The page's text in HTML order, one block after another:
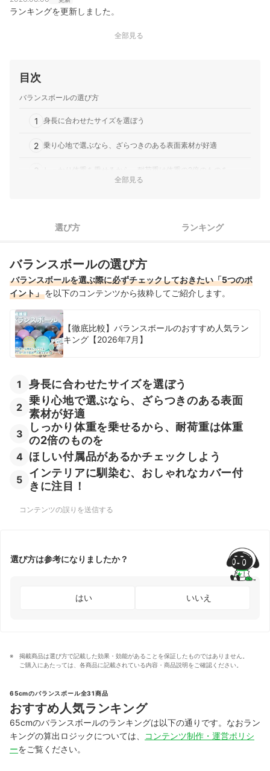
ランキングを更新しました。
全部見る
目次
バランスボールの選び方
1 身長に合わせたサイズを選ぼう
2 乗り心地で選ぶなら、ざらつきのある表面素材が好適
3 しっかり体重を乗せるから、耐荷重は体重の2倍のものを
65cmのバランスボール全31商品おすすめ人気ランキング
65cmのバランスボールの売れ筋ランキングもチェック！
全部見る
選び方 ランキング
バランスボールの選び方
バランスボールを選ぶ際に必ずチェックしておきたい「5つのポ
イント」を以下のコンテンツから抜粋してご紹介します。
【徹底比較】バランスボールのおすすめ人気ラン
キング【2026年7月】
1 身長に合わせたサイズを選ぼう
2
乗り心地で選ぶなら、ざらつきのある表面
素材が好適
3
しっかり体重を乗せるから、耐荷重は体重
の2倍のものを
4 ほしい付属品があるかチェックしよう
5
インテリアに馴染む、おしゃれなカバー付
きに注目！
コンテンツの誤りを送信する
選び方は参考になりましたか？
はい いいえ
掲載商品は選び方で記載した効果・効能があることを保証したものではありません。
ご購入にあたっては、各商品に記載されている内容・商品説明をご確認ください。
65cmのバランスボール全31商品
おすすめ人気ランキング
65cmのバランスボールのランキングは以下の通りです。なおラン
キングの算出ロジックについては、
コンテンツ制作・運営ポリシ
ーをご覧ください。